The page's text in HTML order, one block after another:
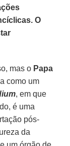
O
mas o Papa
como um
, em que
é uma
pós-
da